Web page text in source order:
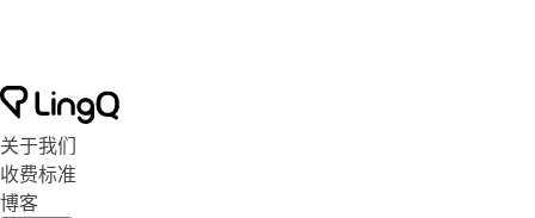
关于我们
收费标准
博客